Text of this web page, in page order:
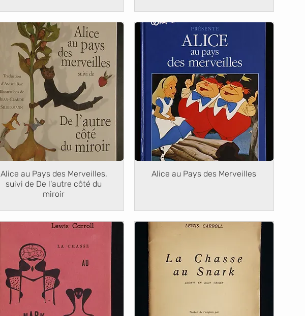
Alice au Pays des Merveilles,
suivi de De l'autre côté du
miroir
Alice au Pays des Merveilles